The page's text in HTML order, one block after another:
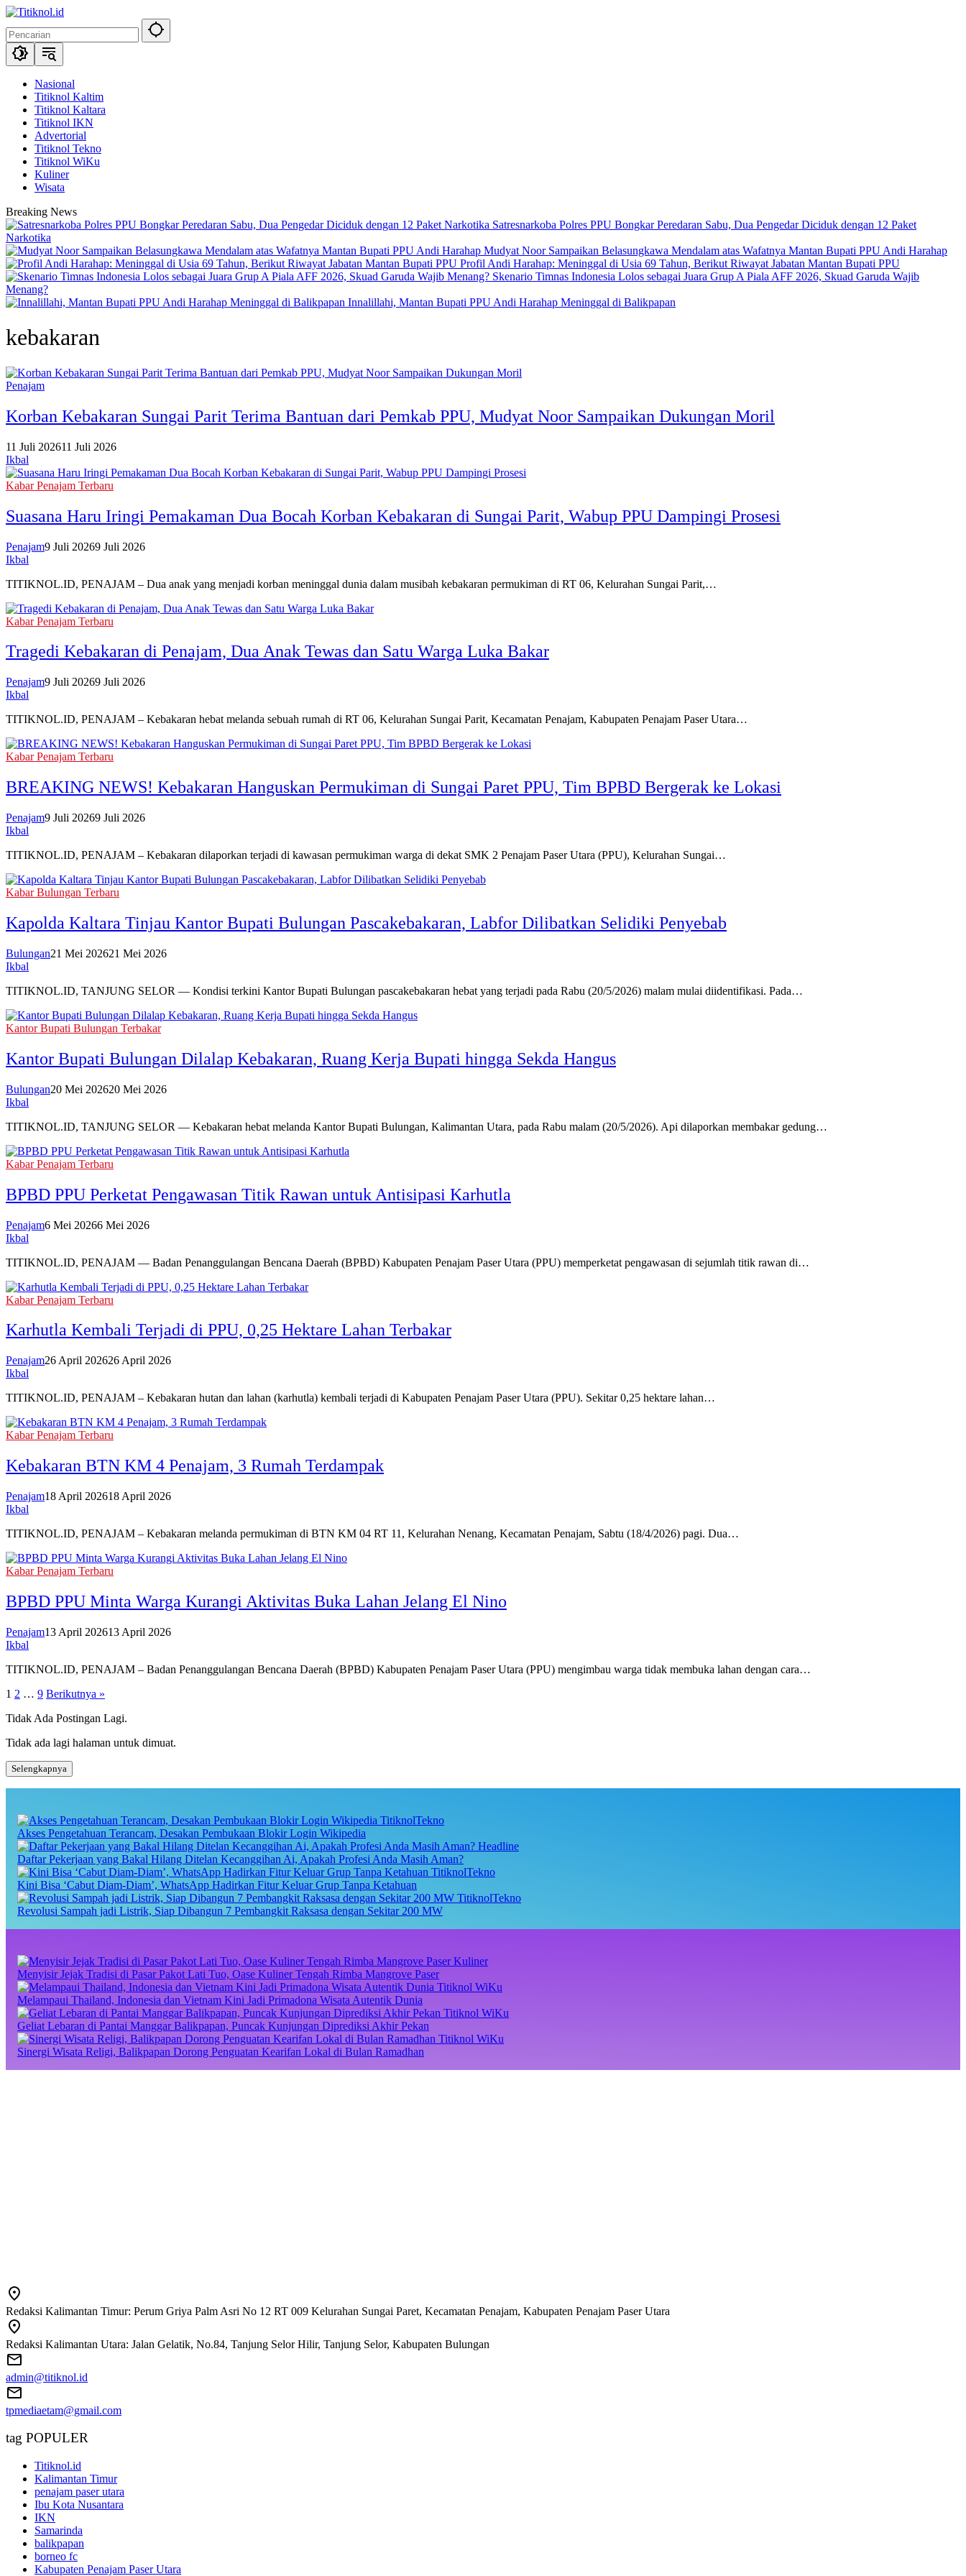
Langsung
konten
Nasional
Titiknol Kaltim
Titiknol Kaltara
Titiknol IKN
Advertorial
Titiknol Tekno
Titiknol WiKu
Kuliner
Wisata
Breaking News
Satresnarkoba Polres PPU Bongkar Peredaran Sabu, Dua Pengedar Diciduk dengan 12 Paket
Narkotika
Mudyat Noor Sampaikan Belasungkawa Mendalam atas Wafatnya Mantan Bupati PPU Andi Harahap
Profil Andi Harahap: Meninggal di Usia 69 Tahun, Berikut Riwayat Jabatan Mantan Bupati PPU
Skenario Timnas Indonesia Lolos sebagai Juara Grup A Piala AFF 2026, Skuad Garuda Wajib
Menang?
Innalillahi, Mantan Bupati PPU Andi Harahap Meninggal di Balikpapan
kebakaran
Penajam
Korban Kebakaran Sungai Parit Terima Bantuan dari Pemkab PPU, Mudyat Noor Sampaikan Dukungan Moril
11 Juli 202611 Juli 2026
Ikbal
Kabar Penajam Terbaru
Suasana Haru Iringi Pemakaman Dua Bocah Korban Kebakaran di Sungai Parit, Wabup PPU Dampingi Prosesi
Penajam9 Juli 20269 Juli 2026
Ikbal
TITIKNOL.ID, PENAJAM – Dua anak yang menjadi korban meninggal dunia dalam musibah kebakaran permukiman di RT 06, Kelurahan Sungai Parit,…
Kabar Penajam Terbaru
Tragedi Kebakaran di Penajam, Dua Anak Tewas dan Satu Warga Luka Bakar
Penajam9 Juli 20269 Juli 2026
Ikbal
TITIKNOL.ID, PENAJAM – Kebakaran hebat melanda sebuah rumah di RT 06, Kelurahan Sungai Parit, Kecamatan Penajam, Kabupaten Penajam Paser Utara…
Kabar Penajam Terbaru
BREAKING NEWS! Kebakaran Hanguskan Permukiman di Sungai Paret PPU, Tim BPBD Bergerak ke Lokasi
Penajam9 Juli 20269 Juli 2026
Ikbal
TITIKNOL.ID, PENAJAM – Kebakaran dilaporkan terjadi di kawasan permukiman warga di dekat SMK 2 Penajam Paser Utara (PPU), Kelurahan Sungai…
Kabar Bulungan Terbaru
Kapolda Kaltara Tinjau Kantor Bupati Bulungan Pascakebakaran, Labfor Dilibatkan Selidiki Penyebab
Bulungan21 Mei 202621 Mei 2026
Ikbal
TITIKNOL.ID, TANJUNG SELOR — Kondisi terkini Kantor Bupati Bulungan pascakebakaran hebat yang terjadi pada Rabu (20/5/2026) malam mulai diidentifikasi. Pada…
Kantor Bupati Bulungan Terbakar
Kantor Bupati Bulungan Dilalap Kebakaran, Ruang Kerja Bupati hingga Sekda Hangus
Bulungan20 Mei 202620 Mei 2026
Ikbal
TITIKNOL.ID, TANJUNG SELOR — Kebakaran hebat melanda Kantor Bupati Bulungan, Kalimantan Utara, pada Rabu malam (20/5/2026). Api dilaporkan membakar gedung…
Kabar Penajam Terbaru
BPBD PPU Perketat Pengawasan Titik Rawan untuk Antisipasi Karhutla
Penajam6 Mei 20266 Mei 2026
Ikbal
TITIKNOL.ID, PENAJAM — Badan Penanggulangan Bencana Daerah (BPBD) Kabupaten Penajam Paser Utara (PPU) memperketat pengawasan di sejumlah titik rawan di…
Kabar Penajam Terbaru
Karhutla Kembali Terjadi di PPU, 0,25 Hektare Lahan Terbakar
Penajam26 April 202626 April 2026
Ikbal
TITIKNOL.ID, PENAJAM – Kebakaran hutan dan lahan (karhutla) kembali terjadi di Kabupaten Penajam Paser Utara (PPU). Sekitar 0,25 hektare lahan…
Kabar Penajam Terbaru
Kebakaran BTN KM 4 Penajam, 3 Rumah Terdampak
Penajam18 April 202618 April 2026
Ikbal
TITIKNOL.ID, PENAJAM – Kebakaran melanda permukiman di BTN KM 04 RT 11, Kelurahan Nenang, Kecamatan Penajam, Sabtu (18/4/2026) pagi. Dua…
Kabar Penajam Terbaru
BPBD PPU Minta Warga Kurangi Aktivitas Buka Lahan Jelang El Nino
Penajam13 April 202613 April 2026
Ikbal
TITIKNOL.ID, PENAJAM – Badan Penanggulangan Bencana Daerah (BPBD) Kabupaten Penajam Paser Utara (PPU) mengimbau warga tidak membuka lahan dengan cara…
Paginasi
pos
1 2 … 9 Berikutnya »
Tidak Ada Postingan Lagi.
Tidak ada lagi halaman untuk dimuat.
Selengkapnya
TitiknolTekno
Akses Pengetahuan Terancam, Desakan Pembukaan Blokir Login Wikipedia
Headline
Daftar Pekerjaan yang Bakal Hilang Ditelan Kecanggihan Ai, Apakah Profesi Anda Masih Aman?
TitiknolTekno
Kini Bisa ‘Cabut Diam-Diam’, WhatsApp Hadirkan Fitur Keluar Grup Tanpa Ketahuan
TitiknolTekno
Revolusi Sampah jadi Listrik, Siap Dibangun 7 Pembangkit Raksasa dengan Sekitar 200 MW
Kuliner
Menyisir Jejak Tradisi di Pasar Pakot Lati Tuo, Oase Kuliner Tengah Rimba Mangrove Paser
Titiknol WiKu
Melampaui Thailand, Indonesia dan Vietnam Kini Jadi Primadona Wisata Autentik Dunia
Titiknol WiKu
Geliat Lebaran di Pantai Manggar Balikpapan, Puncak Kunjungan Diprediksi Akhir Pekan
Titiknol WiKu
Sinergi Wisata Religi, Balikpapan Dorong Penguatan Kearifan Lokal di Bulan Ramadhan
Redaksi Kalimantan Timur: Perum Griya Palm Asri No 12 RT 009 Kelurahan Sungai Paret, Kecamatan Penajam, Kabupaten Penajam Paser Utara
Redaksi Kalimantan Utara: Jalan Gelatik, No.84, Tanjung Selor Hilir, Tanjung Selor, Kabupaten Bulungan
admin@titiknol.id
tpmediaetam@gmail.com
tag POPULER
Titiknol.id
Kalimantan Timur
penajam paser utara
Ibu Kota Nusantara
IKN
Samarinda
balikpapan
borneo fc
Kabupaten Penajam Paser Utara